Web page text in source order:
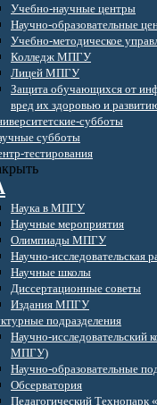
Учебно-научные центры
Научно-образовательные
Учебно-методическое
Колледж МПГУ
Лицей МПГУ
Защита обучающихся от
вред их здоровью и
Наука в МПГУ
Научные мероприятия
Олимпиады МПГУ
Научно-исследовательская
Научные школы
Диссертационные советы
Издания МПГУ
подразделения
Научно-
МПГУ)
Научно-образовательные
Обсерватория
Педагогический